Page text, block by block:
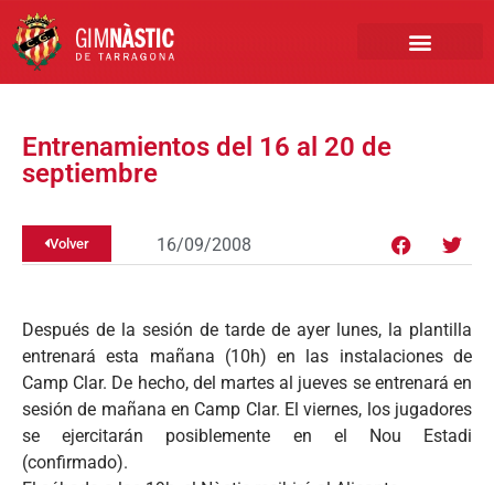
Entrenamientos del 16 al 20 de
septiembre
Volver 16/09/2008
Después de la sesión de tarde de ayer lunes, la plantilla
entrenará esta mañana (10h) en las instalaciones de
Camp Clar. De hecho, del martes al jueves se entrenará en
sesión de mañana en Camp Clar. El viernes, los jugadores
se ejercitarán posiblemente en el Nou Estadi
(confirmado).